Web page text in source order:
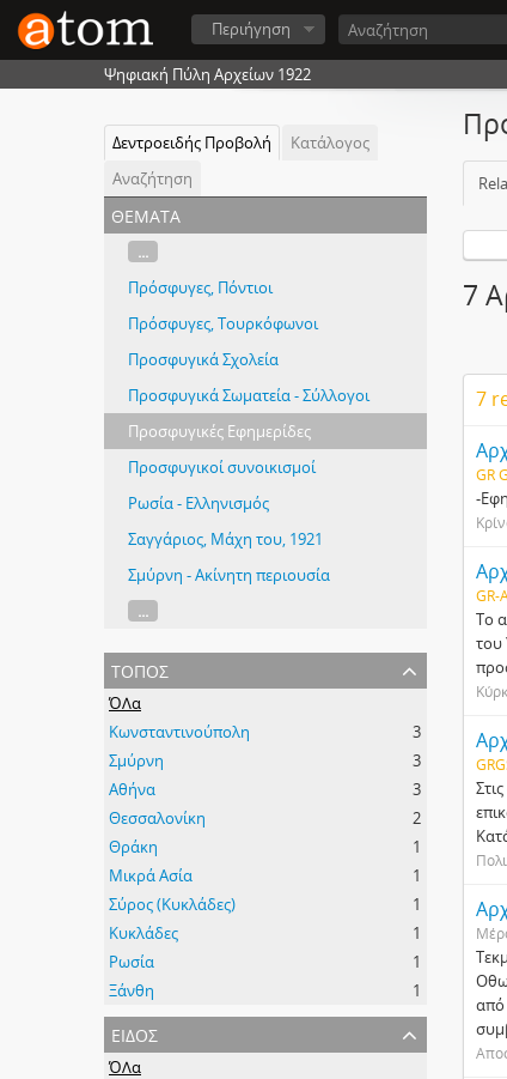
Περιήγηση
Ψηφιακή Πύλη Αρχείων 1922
Δεντροειδής Προβολή
Κατάλογος
Αναζήτηση
θέματα
...
Πρόσφυγες, Πόντιοι
Πρόσφυγες, Τουρκόφωνοι
Προσφυγικά Σχολεία
Προσφυγικά Σωματεία - Σύλλογοι
Προσφυγικές Εφημερίδες
Προσφυγικοί συνοικισμοί
Ρωσία - Ελληνισμός
Σαγγάριος, Μάχη του, 1921
Σμύρνη - Ακίνητη περιουσία
...
τόπος
ΌΛα
Κωνσταντινούπολη
3
Σμύρνη
3
Αθήνα
3
Θεσσαλονίκη
2
Θράκη
1
Μικρά Ασία
1
Σύρος (Κυκλάδες)
1
Κυκλάδες
1
Ρωσία
1
Ξάνθη
1
είδος
ΌΛα
7
7
GR
-
GR-
Το
του
από